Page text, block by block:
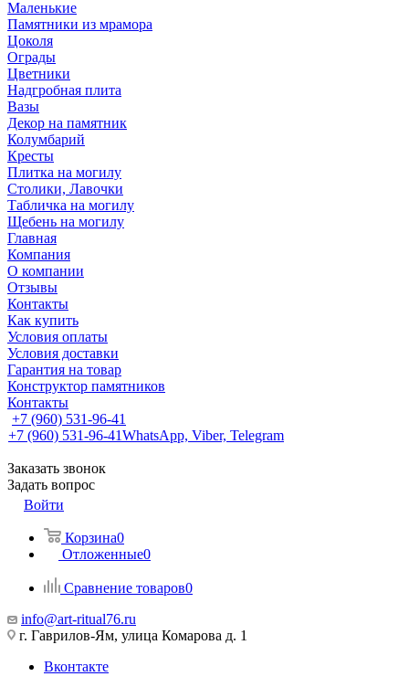
Маленькие
Памятники из мрамора
Цоколя
Ограды
Цветники
Надгробная плита
Вазы
Декор на памятник
Колумбарий
Кресты
Плитка на могилу
Столики, Лавочки
Табличка на могилу
Щебень на могилу
Главная
Компания
О компании
Отзывы
Контакты
Как купить
Условия оплаты
Условия доставки
Гарантия на товар
Конструктор памятников
Контакты
+7 (960) 531-96-41
+7 (960) 531-96-41WhatsApp, Viber, Telegram
Заказать звонок
Задать вопрос
Войти
Корзина0
Отложенные0
Сравнение товаров0
info@art-ritual76.ru
г. Гаврилов-Ям, улица Комарова д. 1
Вконтакте